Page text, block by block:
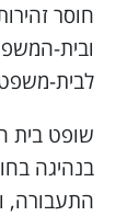
חוסר
ובית-
לבית-
שופט בית
התעבורה,